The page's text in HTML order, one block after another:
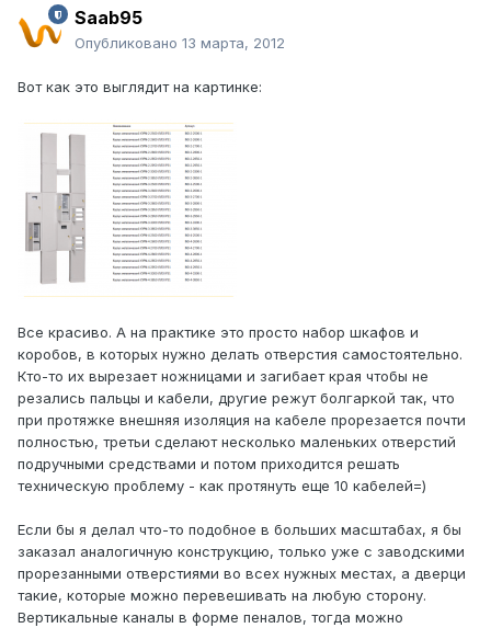
Saab95
Опубликовано 13 марта, 2012
Вот как это выглядит на картинке:
Все красиво. А на практике это просто набор шкафов и
коробов, в которых нужно делать отверстия самостоятельно.
Кто-то их вырезает ножницами и загибает края чтобы не
резались пальцы и кабели, другие режут болгаркой так, что
при протяжке внешняя изоляция на кабеле прорезается почти
полностью, третьи сделают несколько маленьких отверстий
подручными средствами и потом приходится решать
техническую проблему - как протянуть еще 10 кабелей=)
Если бы я делал что-то подобное в больших масштабах, я бы
заказал аналогичную конструкцию, только уже с заводскими
прорезанными отверстиями во всех нужных местах, а дверци
такие, которые можно перевешивать на любую сторону.
Вертикальные каналы в форме пеналов, тогда можно